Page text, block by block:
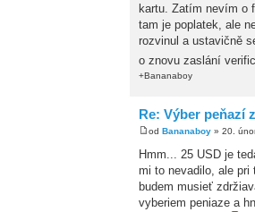
kartu. Zatím nevím o
tam je poplatek, ale
rozvinul a ustavičně
o znovu zaslání
+Bananaboy
Re: Výber peňazí
od Bananaboy » 20.
Hmm... 25 USD je
mi to nevadilo, ale pri
budem musieť
vyberiem peniaze a